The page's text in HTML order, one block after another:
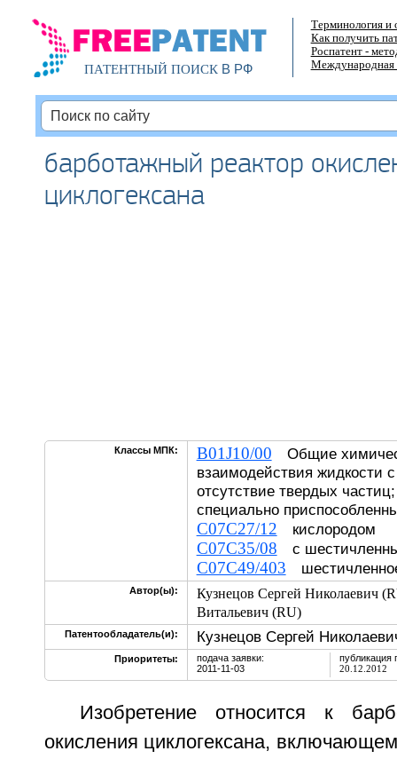
ПАТЕНТНЫЙ ПОИСКВ РФ
Терминология и
Как получить
Роспатент -
Международная
барботажный реактор
циклогексана
Классы МПК: B01J10/00 Общие
взаимодействия жидкости
отсутствие твердых
специально
C07C27/12 кислородом
C07C35/08 с
C07C49/403
Автор(ы):
Кузнецов Сергей Николаевич
Витальевич (RU)
Патентообладатель(и): Кузнецов Сергей
Приоритеты:
подача заявки:
2011-11-03
публикация
20.12.2012
Изобретение относится к
окисления циклогексана,